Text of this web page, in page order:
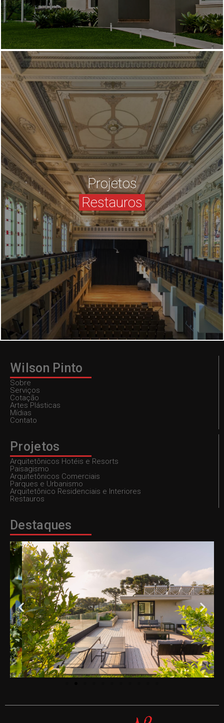
Projetos
Restauros
Wilson Pinto
Sobre
Serviços
Cotação
Artes Plásticas
Mídias
Contato
Projetos
Arquitetônicos Hotéis e Resorts
Paisagismo
Arquitetônicos Comerciais
Parques e Urbanismo
Arquitetônico Residenciais e Interiores
Restauros
Destaques